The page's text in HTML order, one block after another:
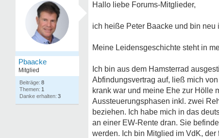
Pbaacke
Mitglied
8
1
3
Hallo liebe Forums-Mitglieder,
ich heiße Peter Baacke und bin neu
Meine Leidensgeschichte steht in
Ich bin aus dem Hamsterrad
Abfindungsvertrag auf, ließ mich
krank war und meine Ehe zur Hölle
Aussteuerungsphasen inkl. zwei
beziehen. Ich habe mich in das
an einer EW-Rente dran. Sie
werden. Ich bin Mitglied im VdK,